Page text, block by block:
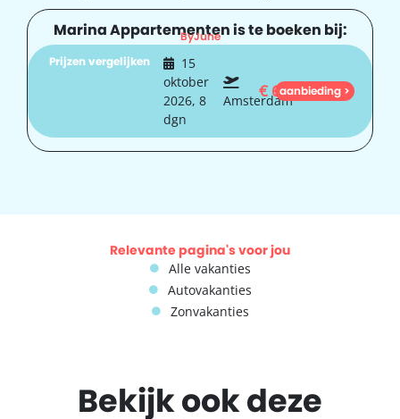
Marina Appartementen is te boeken bij:
ByJune
Prijzen vergelijken
15
oktober
2026, 8
dgn
Amsterdam
€633
aanbieding >
Relevante pagina's voor jou
Alle vakanties
Autovakanties
Zonvakanties
Bekijk ook deze